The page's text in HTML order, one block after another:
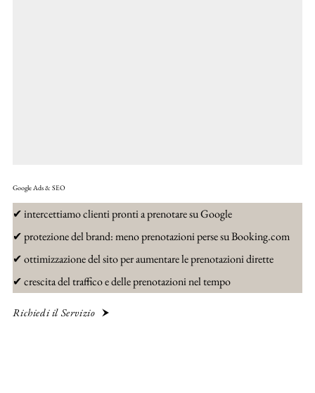
Google Ads & SEO
✔ intercettiamo clienti pronti a prenotare su Google
✔ protezione del brand: meno prenotazioni perse su Booking.com
✔ ottimizzazione del sito per aumentare le prenotazioni dirette
✔ crescita del traffico e delle prenotazioni nel tempo
Richiedi il Servizio